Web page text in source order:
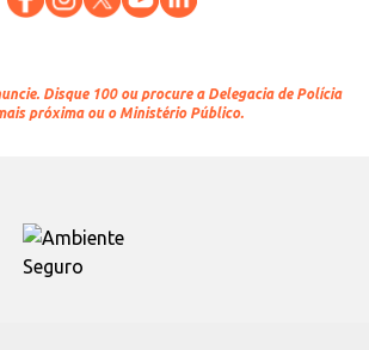
Disque 100 ou procure a Delegacia de Polícia
próxima ou o Ministério Público.